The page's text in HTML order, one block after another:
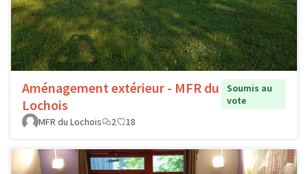
Aménagement extérieur - MFR du
Lochois
Soumis au
vote
MFR du Lochois
2 18